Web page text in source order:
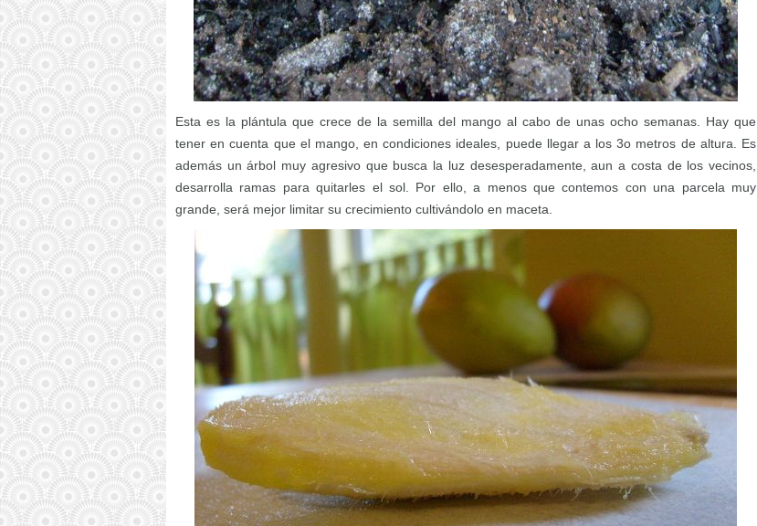
Esta es la plántula que crece de la semilla del mango al cabo de unas ocho semanas. Hay que
tener en cuenta que el mango, en condiciones ideales, puede llegar a los 3o metros de altura. Es
además un árbol muy agresivo que busca la luz desesperadamente, aun a costa de los vecinos,
desarrolla ramas para quitarles el sol. Por ello, a menos que contemos con una parcela muy
grande, será mejor limitar su crecimiento cultivándolo en maceta.